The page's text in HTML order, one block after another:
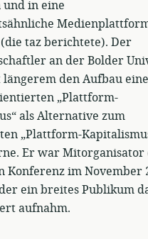
und in eine
taz berichtete). Der
an der Bolder
den Aufbau
„Plattform-
als Alternative zum
„Plattform-
Er war Mitorganisator
Konferenz im November
ein breites Publikum
aufnahm.